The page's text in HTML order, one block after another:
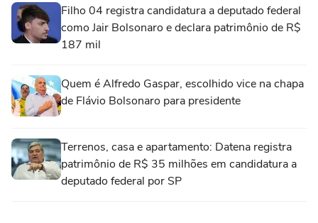
Filho 04 registra candidatura a deputado federal
como Jair Bolsonaro e declara patrimônio de R$
187 mil
Quem é Alfredo Gaspar, escolhido vice na chapa
de Flávio Bolsonaro para presidente
Terrenos, casa e apartamento: Datena registra
patrimônio de R$ 35 milhões em candidatura a
deputado federal por SP